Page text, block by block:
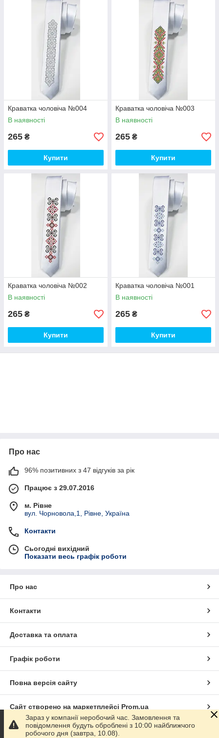
Краватка чоловіча №004
В наявності
265 ₴
Купити
Краватка чоловіча №003
В наявності
265 ₴
Купити
Краватка чоловіча №002
В наявності
265 ₴
Купити
Краватка чоловіча №001
В наявності
265 ₴
Купити
Про нас
96% позитивних з 47 відгуків за рік
Працює з 29.07.2016
м. Рівне
вул. Чорновола,1, Рівне, Україна
Контакти
Сьогодні вихідний
Показати весь графік роботи
Про нас
Контакти
Доставка та оплата
Графік роботи
Повна версія сайту
Сайт створено на маркетплейсі Prom.ua
Політика конфіденційності
Зараз у компанії неробочий час. Замовлення та
повідомлення будуть оброблені з 10:00 найближчого
робочого дня (завтра, 10.08).